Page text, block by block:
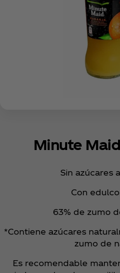
Minute
Sin azúcares
Con
63% de zumo
*Contiene azúcares
zumo de
Es recomendable